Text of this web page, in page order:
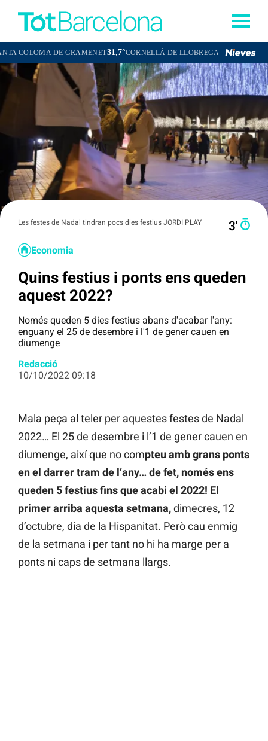
DE GRAMENET31,7°CORNELLÀ DE LLOBREGAT32,4°SANT BOI DE
Les festes de Nadal tindran pocs dies festius JORDI PLAY 3′
Economia
Quins festius i ponts ens queden
aquest 2022?
Només queden 5 dies festius abans d'acabar l'any:
enguany el 25 de desembre i l'1 de gener cauen en
diumenge
Redacció
10/10/2022 09:18
Mala peça al teler per aquestes festes de Nadal
2022… El 25 de desembre i l’1 de gener cauen en
diumenge, així que no compteu amb grans ponts
en el darrer tram de l’any… de fet, només ens
queden 5 festius fins que acabi el 2022! El
primer arriba aquesta setmana,dimecres, 12
d’octubre, dia de la Hispanitat. Però cau enmig
de la setmana i per tant no hi ha marge per a
ponts ni caps de setmana llargs.